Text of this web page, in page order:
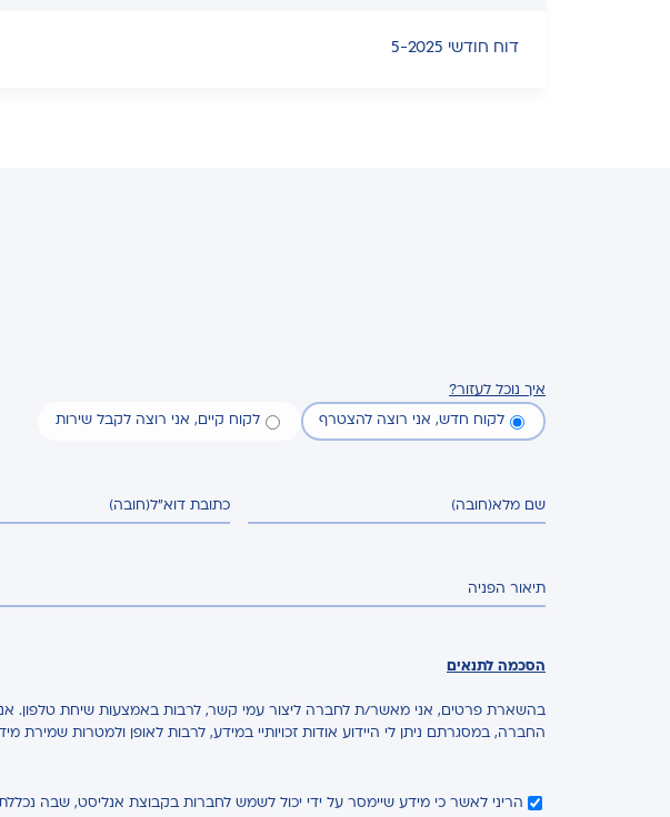
דוח חודשי 5-2025
איך נוכל לעזור?
לקוח חדש, אני רוצה להצטרף לקוח קיים, אני רוצה לקבל שירות
שם מלא(חובה) כתובת דוא"ל(חובה)
תיאור הפניה
הסכמה לתנאים
בהשארת פרטים, אני מאשר/ת לחברה ליצור עמי קשר, לרבות באמצעות שיחת טלפון.
החברה, במסגרתם ניתן לי היידוע אודות זכויותיי במידע, לרבות לאופן ולמטרות שמירת
הריני לאשר כי מידע שיימסר על ידי יכול לשמש לחברות בקבוצת אנליסט, שבה